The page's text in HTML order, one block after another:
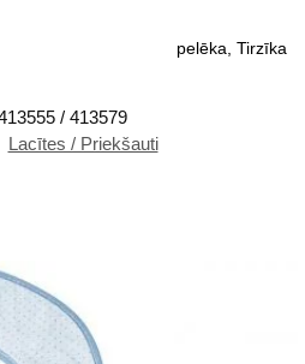
pelēka, Tirzīka
/ 413579
Lacītes / Priekšauti